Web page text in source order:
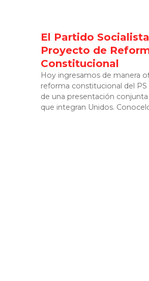
El Partido
Proyecto de
Constitucional
Hoy ingresamos de manera
reforma constitucional del PS
de una presentación
que integran Unidos.